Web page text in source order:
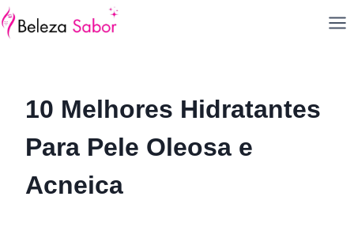
Pular
para
10 Melhores Hidratantes
Para Pele Oleosa e
Acneica